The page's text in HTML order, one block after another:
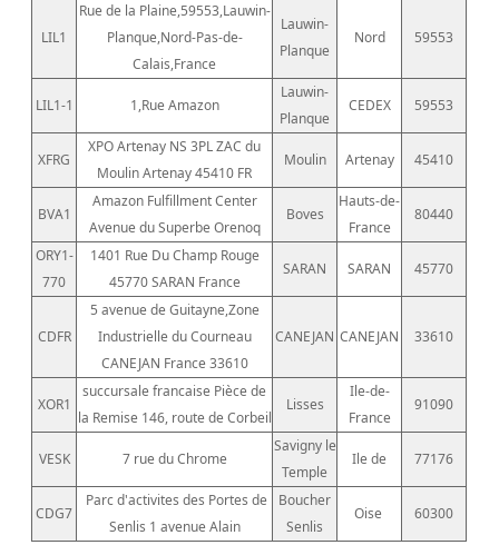
LIL1
Rue de la Plaine,59553,Lauwin-
Planque,Nord-Pas-de-
Calais,France
Lauwin-
Planque
Nord 59553
LIL1-1 1,Rue Amazon
Lauwin-
Planque
CEDEX 59553
XFRG
XPO Artenay NS 3PL ZAC du
Moulin Artenay 45410 FR
Moulin Artenay 45410
BVA1
Amazon Fulfillment Center
Avenue du Superbe Orenoq
Boves
Hauts-de-
France
80440
ORY1-
770
1401 Rue Du Champ Rouge
45770 SARAN France
SARAN SARAN 45770
CDFR
5 avenue de Guitayne,Zone
Industrielle du Courneau
CANEJAN France 33610
CANEJAN CANEJAN 33610
XOR1
succursale francaise Pièce de
la Remise 146, route de Corbeil
Lisses
Ile-de-
France
91090
VESK 7 rue du Chrome
Savigny le
Temple
Ile de 77176
CDG7
Parc d'activites des Portes de
Senlis 1 avenue Alain
Boucher
Senlis
Oise 60300